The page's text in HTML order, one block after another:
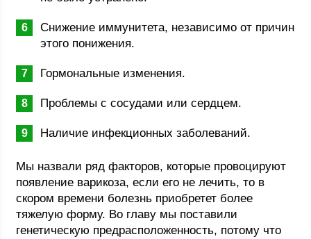
Снижение иммунитета, независимо от причин
этого понижения.
Гормональные изменения.
Проблемы с сосудами или сердцем.
Наличие инфекционных заболеваний.
Мы назвали ряд факторов, которые провоцируют
появление варикоза, если его не лечить, то в
скором времени болезнь приобретет более
тяжелую форму. Во главу мы поставили
генетическую предрасположенность, потому что